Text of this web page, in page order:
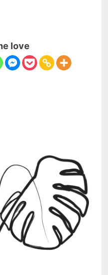
love